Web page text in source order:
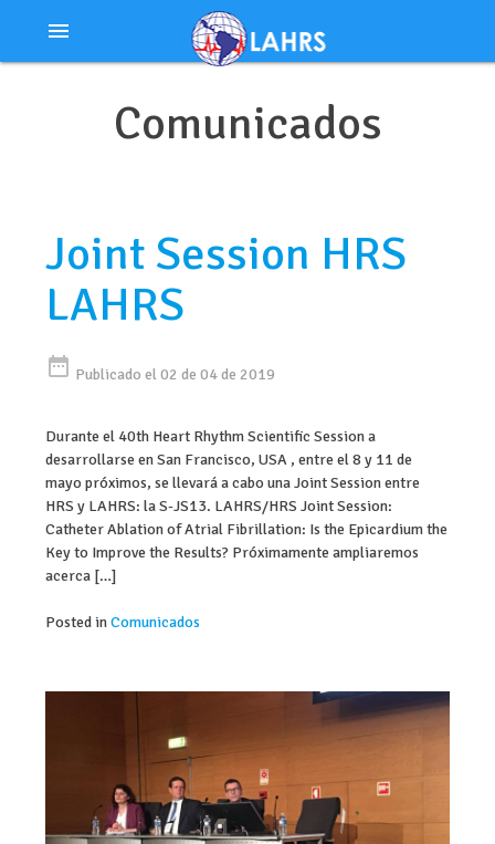
menu
Comunicados
Joint Session HRS
LAHRS
date_range Publicado el 02 de 04 de 2019
Durante el 40th Heart Rhythm Scientific Session a
desarrollarse en San Francisco, USA , entre el 8 y 11 de
mayo próximos, se llevará a cabo una Joint Session entre
HRS y LAHRS: la S-JS13. LAHRS/HRS Joint Session:
Catheter Ablation of Atrial Fibrillation: Is the Epicardium the
Key to Improve the Results? Próximamente ampliaremos
acerca […]
Posted inComunicados